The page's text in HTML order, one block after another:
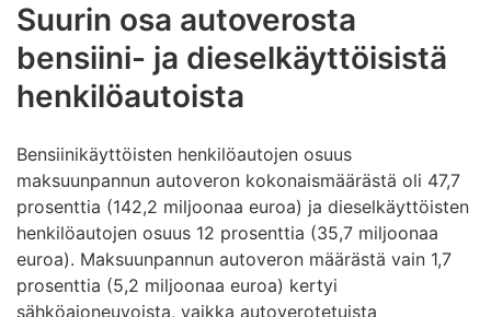
Suurin osa autoverosta
bensiini- ja dieselkäyttöisistä
henkilöautoista
Bensiinikäyttöisten henkilöautojen osuus
maksuunpannun autoveron kokonaismäärästä oli 47,7
prosenttia (142,2 miljoonaa euroa) ja dieselkäyttöisten
henkilöautojen osuus 12 prosenttia (35,7 miljoonaa
euroa). Maksuunpannun autoveron määrästä vain 1,7
prosenttia (5,2 miljoonaa euroa) kertyi
sähköajoneuvoista, vaikka autoverotetuista